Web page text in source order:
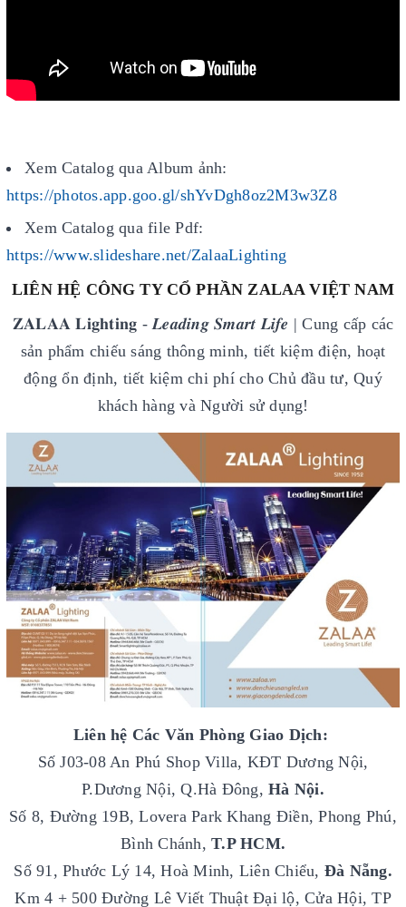
Xem Catalog qua Album ảnh:
https://photos.app.goo.gl/shYvDgh8oz2M3w3Z8
Xem Catalog qua file Pdf:
https://www.slideshare.net/ZalaaLighting
LIÊN HỆ CÔNG TY CỔ PHẦN ZALAA VIỆT NAM
𝐙𝐀𝐋𝐀𝐀 𝐋𝐢𝐠𝐡𝐭𝐢𝐧𝐠 - 𝑳𝒆𝒂𝒅𝒊𝒏𝒈 𝑺𝒎𝒂𝒓𝒕 𝑳𝒊𝒇𝒆 | Cung cấp các
sản phẩm chiếu sáng thông minh, tiết kiệm điện, hoạt
động ổn định, tiết kiệm chi phí cho Chủ đầu tư, Quý
khách hàng và Người sử dụng!
Liên hệ Các Văn Phòng Giao Dịch:
Số J03-08 An Phú Shop Villa, KĐT Dương Nội,
P.Dương Nội, Q.Hà Đông, Hà Nội.
Số 8, Đường 19B, Lovera Park Khang Điền, Phong Phú,
Bình Chánh, T.P HCM.
Số 91, Phước Lý 14, Hoà Minh, Liên Chiểu, Đà Nẵng.
Km 4 + 500 Đường Lê Viết Thuật Đại lộ, Cửa Hội, TP